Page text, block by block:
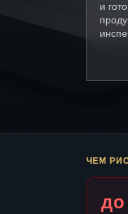
и
ЧЕМ
до